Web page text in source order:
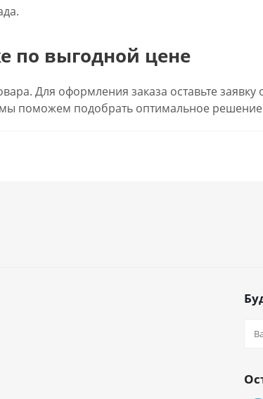
по выгодной цене
Для оформления заказа оставьте
поможем подобрать оптимальное решение